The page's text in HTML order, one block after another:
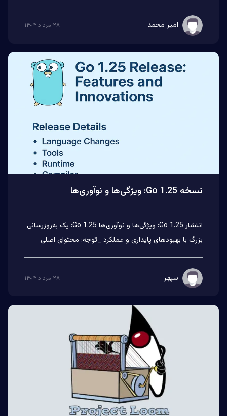
امیر محمد ۲۸ مرداد ۱۴۰۴
نسخه Go 1.25: ویژگی‌ها و نوآوری‌ها
انتشار Go 1.25: ویژگی‌ها و نوآوری‌ها Go 1.25: یک به‌روزرسانی
بزرگ با بهبودهای پایداری و عملکرد _توجه: محتوای اصلی
سپهر ۲۸ مرداد ۱۴۰۴